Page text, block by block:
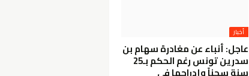
أخبار
عاجل: أنباء عن مغادرة سهام بن
سدرين تونس رغم الحكم بـ25
سنة سجناً وإدراجها في